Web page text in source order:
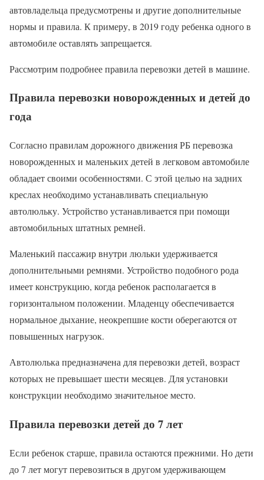
автовладельца предусмотрены и другие дополнительные
нормы и правила. К примеру, в 2019 году ребенка одного в
автомобиле оставлять запрещается.
Рассмотрим подробнее правила перевозки детей в машине.
Правила перевозки новорожденных и детей до
года
Согласно правилам дорожного движения РБ перевозка
новорожденных и маленьких детей в легковом автомобиле
обладает своими особенностями. С этой целью на задних
креслах необходимо устанавливать специальную
автолюльку. Устройство устанавливается при помощи
автомобильных штатных ремней.
Маленький пассажир внутри люльки удерживается
дополнительными ремнями. Устройство подобного рода
имеет конструкцию, когда ребенок располагается в
горизонтальном положении. Младенцу обеспечивается
нормальное дыхание, неокрепшие кости оберегаются от
повышенных нагрузок.
Автолюлька предназначена для перевозки детей, возраст
которых не превышает шести месяцев. Для установки
конструкции необходимо значительное место.
Правила перевозки детей до 7 лет
Если ребенок старше, правила остаются прежними. Но дети
до 7 лет могут перевозиться в другом удерживающем